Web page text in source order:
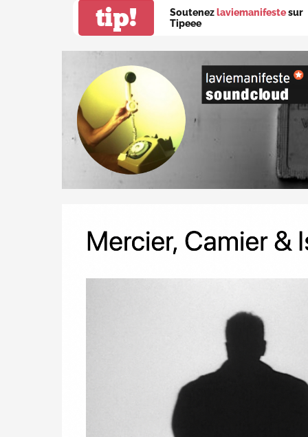
tip! Soutenez laviemanifestesur
Tipeee